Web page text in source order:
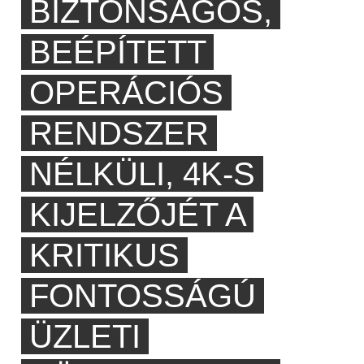
BIZTONSÁGOS,
BEÉPÍTETT
OPERÁCIÓS
RENDSZER
NÉLKÜLI, 4K-S
KIJELZŐJÉT A
KRITIKUS
FONTOSSÁGÚ
ÜZLETI